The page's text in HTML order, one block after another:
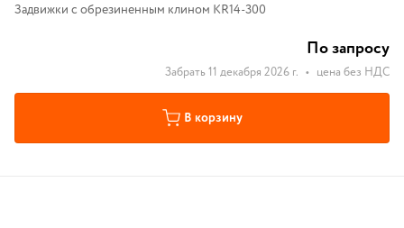
Задвижки с обрезиненным клином KR14-300
По запросу
Забрать 11 декабря 2026 г. • цена без НДС
В корзину